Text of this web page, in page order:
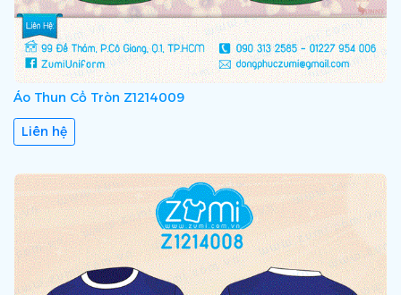
Áo Thun Cổ Tròn Z1214009
Liên hệ